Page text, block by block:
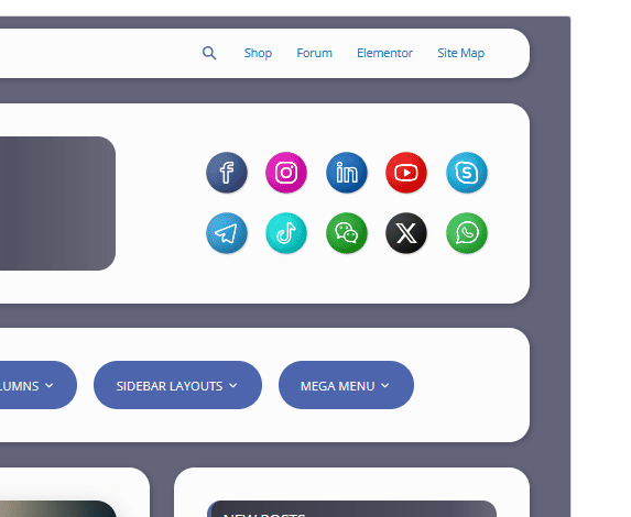
Vista previaDescargar
Versión
1.5.1
Última actualización
Instalaciones activas
Versión de WordPress
Página de inicio del tema